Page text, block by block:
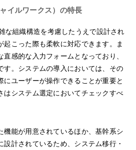
イルワークス）の特長
な組織構造を考慮したうえで設計され
起こった際も柔軟に対応できます。ま
感的な入力フォームとなっており、
す。システムの導入においては、その
にユーザーが操作できることが重要と
はシステム選定においてチェックすべ
機能が用意されているほか、基幹系シ
設計されているため、システム移行・